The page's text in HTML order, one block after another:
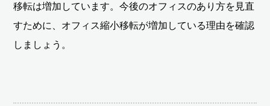
移転は増加しています。今後のオフィスのあり方を見直
すために、オフィス縮小移転が増加している理由を確認
しましょう。